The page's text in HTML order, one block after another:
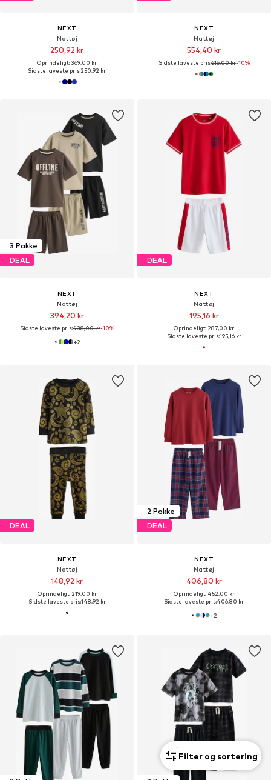
NEXT
Nattøj
250,92 kr
Oprindeligt: 369,00 kr
Sidste laveste pris:250,92 kr
NEXT
Nattøj
554,40 kr
Sidste laveste pris:616,00 kr-10%
3 Pakke
DEAL
NEXT
Nattøj
394,20 kr
Sidste laveste pris:438,00 kr-10%
+2
DEAL
NEXT
Nattøj
195,16 kr
Oprindeligt: 287,00 kr
Sidste laveste pris:195,16 kr
DEAL
NEXT
Nattøj
148,92 kr
Oprindeligt: 219,00 kr
Sidste laveste pris:148,92 kr
2 Pakke
DEAL
NEXT
Nattøj
406,80 kr
Oprindeligt: 452,00 kr
Sidste laveste pris:406,80 kr
+2
1
Filter og sortering